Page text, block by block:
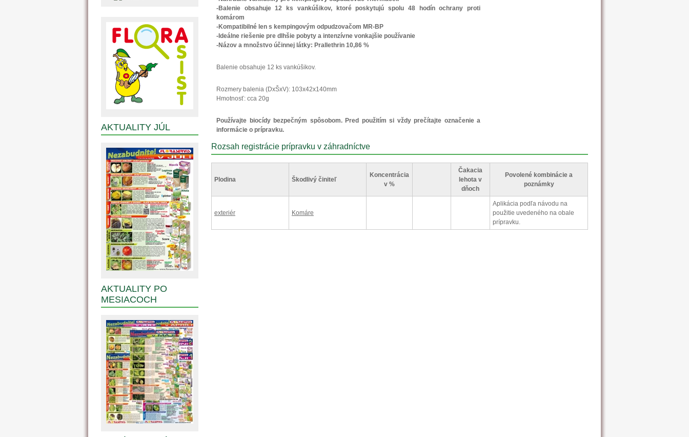
-Balenie obsahuje 12 ks vankúšikov, ktoré poskytujú spolu 48 hodín ochrany proti
komárom
-Kompatibilné len s kempingovým odpudzovačom MR-BP
-Ideálne riešenie pre dlhšie pobyty a intenzívne vonkajšie používanie
-Názov a množstvo účinnej látky: Prallethrin 10,86 %
Balenie obsahuje 12 ks vankúšikov.
Rozmery balenia (DxŠxV): 103x42x140mm
Hmotnosť: cca 20g
Používajte biocídy bezpečným spôsobom. Pred použitím si vždy prečítajte označenie a
informácie o prípravku.
Rozsah registrácie prípravku v záhradníctve
Plodina Škodlivý činiteľ
Koncentrácia
v %
Čakacia
lehota v
dňoch
Povolené kombinácie a
poznámky
exteriér Komáre
Aplikácia podľa návodu na
použitie uvedeného na obale
prípravku.
AKTUALITY JÚL
AKTUALITY PO
MESIACOCH